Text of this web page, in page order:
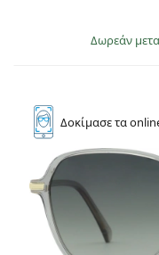
Δωρεάν
Δοκίμασετα